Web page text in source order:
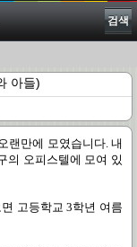
검색
아들)
랜만에 모였습니다. 내
의 오피스텔에 모여 있
고등학교 3학년 여름